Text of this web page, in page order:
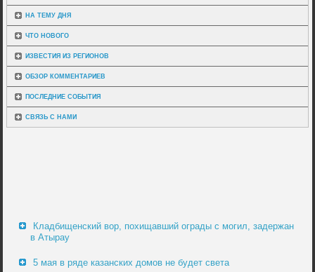
НА ТЕМУ ДНЯ
ЧТО НОВОГО
ИЗВЕСТИЯ ИЗ РЕГИОНОВ
ОБЗОР КОММЕНТАРИЕВ
ПОСЛЕДНИЕ СОБЫТИЯ
СВЯЗЬ С НАМИ
Кладбищенский вор, похищавший ограды с могил, задержан
в Атырау
5 мая в ряде казанских домов не будет света